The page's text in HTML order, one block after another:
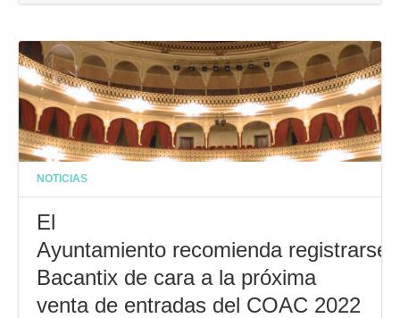
NOTICIAS
El
Ayuntamiento recomienda registrarse
Bacantix de cara a la próxima
venta de entradas del COAC 2022